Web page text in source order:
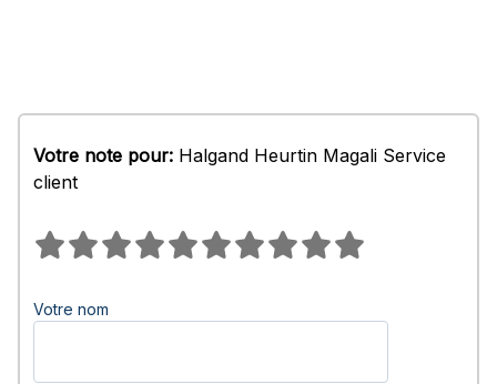
Votre note pour: Halgand Heurtin Magali Service
client
Votre nom